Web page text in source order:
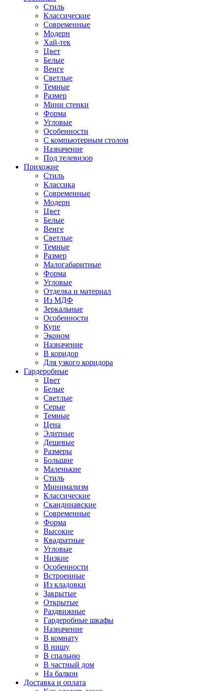
Стиль
Классические
Современные
Модерн
Хай-тек
Цвет
Белые
Венге
Светлые
Темные
Размер
Мини стенки
Форма
Угловые
Особенности
С компьютерным столом
Назначение
Под телевизор
Прихожие
Стиль
Классика
Современные
Модерн
Цвет
Белые
Венге
Светлые
Темные
Размер
Малогабаритные
Форма
Угловые
Отделка и материал
Из МДФ
Зеркальные
Особенности
Купе
Эконом
Назначение
В коридор
Для узкого коридора
Гардеробные
Цвет
Белые
Светлые
Серые
Темные
Цена
Элитные
Дешевые
Размеры
Большие
Маленькие
Стиль
Минимализм
Классические
Скандинавские
Современные
Форма
Высокие
Квадратные
Угловые
Низкие
Особенности
Встроенные
Из кладовки
Закрытые
Открытые
Раздвижные
Гардеробные шкафы
Назначение
В комнату
В нишу
В спальню
В частный дом
На балкон
Доставка и оплата